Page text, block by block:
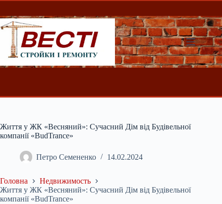
Перейти
вмісту
Життя у ЖК «Весняний»: Сучасний Дім від Будівельної
компанії «BudTrance»
Петро Семененко 14.02.2024
Головна
Недвижимость
Життя у ЖК «Весняний»: Сучасний Дім від Будівельної
компанії «BudTrance»